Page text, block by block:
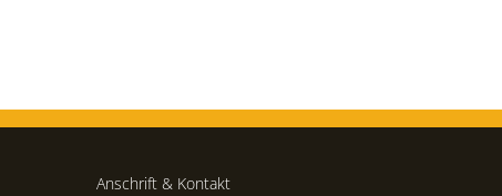
Anschrift & Kontakt